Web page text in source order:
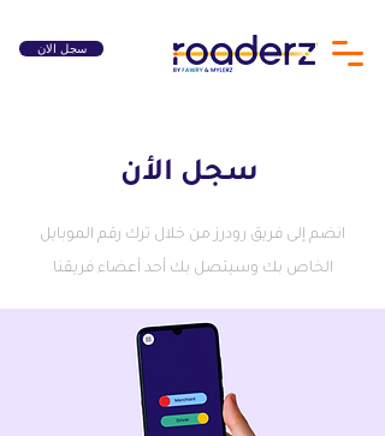
سجل الان
انضم إلى فريق رودرز من خلال ترك رقم الموبايل
الخاص بك وسيتصل بك أحد أعضاء فريقنا